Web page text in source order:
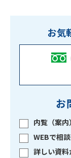
お気
お
内覧（案
WEBで相談
詳しい資